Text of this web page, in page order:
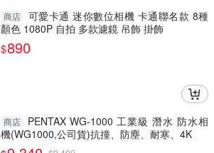
商店
可愛卡通 迷你數位相機 卡通聯名款 8種
顏色 1080P 自拍 多款濾鏡 吊飾 掛飾
$890
商店
PENTAX WG-1000 工業級 潛水 防水相
機(WG1000,公司貨)抗撞、防塵、耐寒、4K